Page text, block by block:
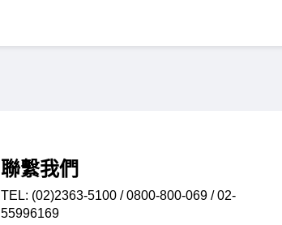
聯繫我們
TEL: (02)2363-5100 / 0800-800-069 / 02-
55996169